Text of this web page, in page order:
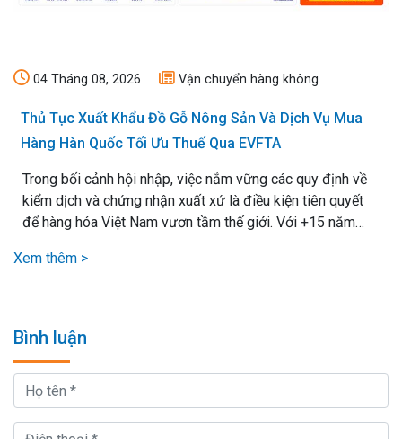
04 Tháng 08, 2026 Vận chuyển hàng không
Thủ Tục Xuất Khẩu Đồ Gỗ Nông Sản Và Dịch Vụ Mua
Hàng Hàn Quốc Tối Ưu Thuế Qua EVFTA
Trong bối cảnh hội nhập, việc nắm vững các quy định về
kiểm dịch và chứng nhận xuất xứ là điều kiện tiên quyết
để hàng hóa Việt Nam vươn tầm thế giới. Với +15 năm
tôi cam kết mang lại giải pháp vận chuyển hiệu quả nhất,.
Xem thêm >
Bình luận